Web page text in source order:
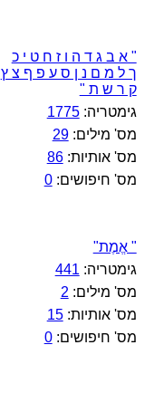
" א ב ג ד ה ו ז ח ט י כ
ך ל מ ם נ ן ס ע פ ף צ ץ
ק ר ש ת "
גימטריה:1775
מס' מילים:29
מס' אותיות:86
מס' חיפושים:0
" אֱמֶת"
גימטריה: 441
מס' מילים: 2
מס' אותיות:15
מס' חיפושים:0